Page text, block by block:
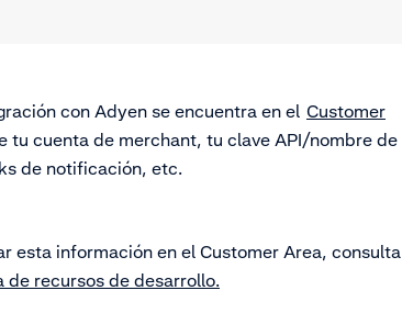
con Adyen se encuentra en el Customer
tu cuenta de merchant, tu clave API/nombre de
de notificación, etc.
esta información en el Customer Area, consulta
de recursos de desarrollo.